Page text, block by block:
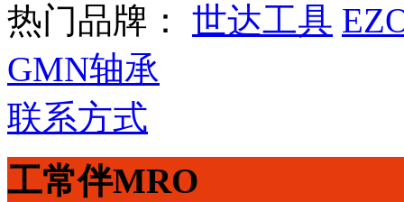
热门品牌： 世达工具
GMN轴承
联系方式
工常伴MRO